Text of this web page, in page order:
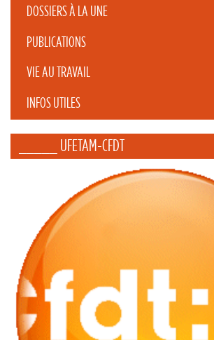
DOSSIERS À LA UNE
PUBLICATIONS
VIE AU TRAVAIL
INFOS UTILES
_____ UFETAM-CFDT